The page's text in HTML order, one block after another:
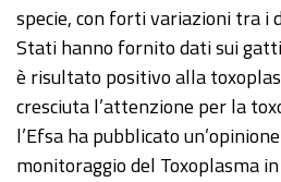
specie, con forti variazioni tra i
Stati hanno fornito dati sui
è risultato positivo alla
cresciuta l’attenzione per la
l’Efsa ha pubblicato
monitoraggio del Toxoplasma